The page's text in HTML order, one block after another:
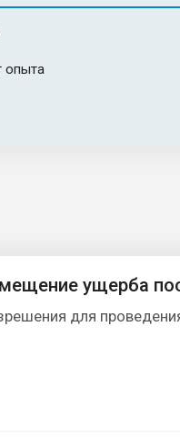
опыта
ущерба
для